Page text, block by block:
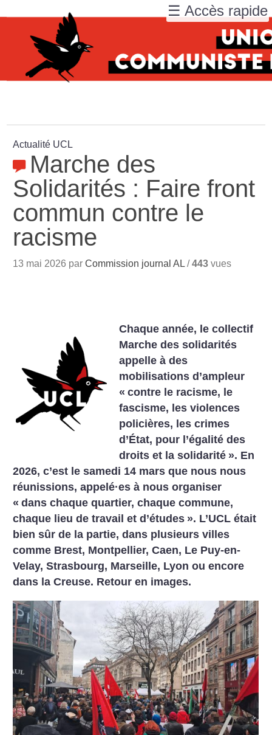
Actualité UCL
Marche des
Solidarités : Faire front
commun contre le
racisme
13 mai 2026 parCommission journal AL /443 vues
Chaque année, le collectif
Marche des solidarités
appelle à des
mobilisations d’ampleur
« contre le racisme, le
fascisme, les violences
policières, les crimes
d’État, pour l’égalité des
droits et la solidarité ». En
2026, c’est le samedi 14 mars que nous nous
réunissions, appelé·es à nous organiser
« dans chaque quartier, chaque commune,
chaque lieu de travail et d’études ». L’UCL était
bien sûr de la partie, dans plusieurs villes
comme Brest, Montpellier, Caen, Le Puy-en-
Velay, Strasbourg, Marseille, Lyon ou encore
dans la Creuse. Retour en images.
☰ Accès rapide